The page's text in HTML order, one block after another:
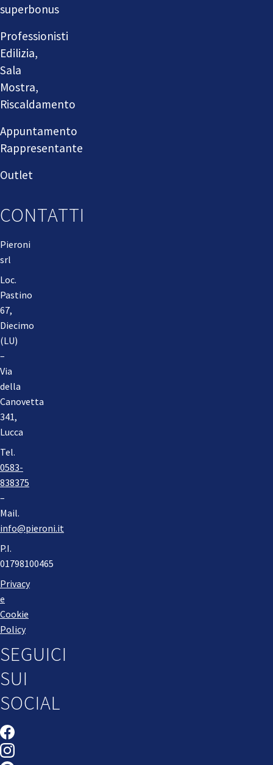
superbonus
Professionisti
Edilizia,
Sala
Mostra,
Riscaldamento
Appuntamento
Rappresentante
Outlet
CONTATTI
Pieroni
srl
Loc.
Pastino
67,
Diecimo
(LU)
–
Via
della
Canovetta
341,
Lucca
Tel.
0583-
838375
–
Mail.
info@pieroni.it
P.I.
01798100465
Privacy
e
Cookie
Policy
SEGUICI
SUI
SOCIAL